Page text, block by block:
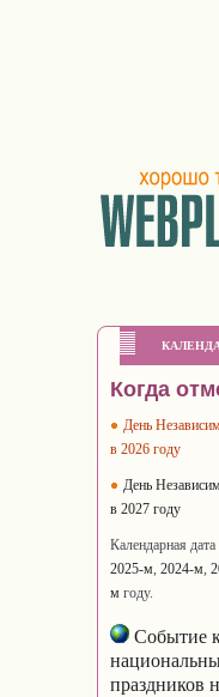
Когда
День
в 2026 году
День
в 2027 году
Календарная дата
2025-м, 2024-м,
м году.
Событие
праздников